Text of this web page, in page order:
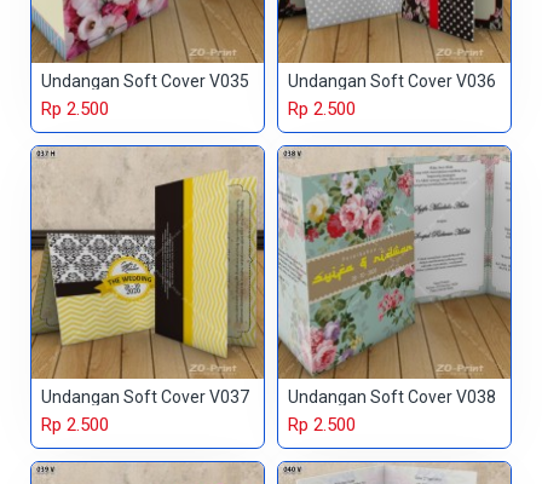
Undangan Soft Cover V035
Rp 2.500
Undangan Soft Cover V036
Rp 2.500
Undangan Soft Cover V037
Rp 2.500
Undangan Soft Cover V038
Rp 2.500